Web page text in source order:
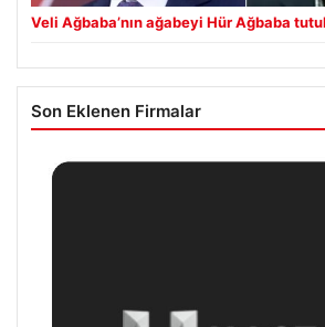
Veli Ağbaba’nın ağabeyi Hür Ağbaba
Son Eklenen Firmalar